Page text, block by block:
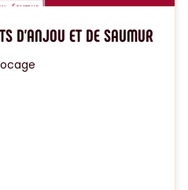
D'ANJOU ET DE SAUMUR